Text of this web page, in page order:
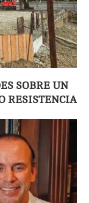
SOBRE UN
RESISTENCIA